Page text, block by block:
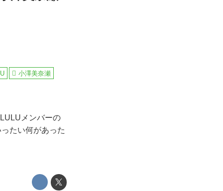
小澤美奈瀬
メンバーの
たい何があった